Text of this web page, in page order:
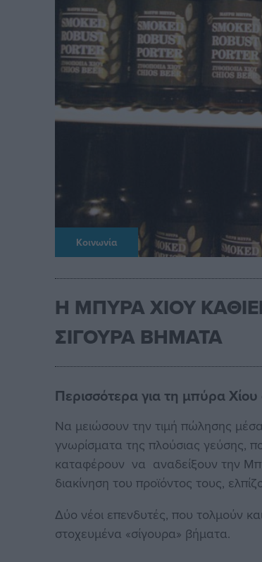
Κοινωνία
Η ΜΠΥΡΑ ΧΙΟΥ
ΣΙΓΟΥΡΑ ΒΗΜΑΤΑ
Περισσότερα για τη μπύρα Χίου
Να μειώσουν την τιμή πώλησης
γνωρίσματα της πλούσιας γεύσης,
καταφέρουν να αναδείξουν την
διακίνηση του προϊόντος τους,
Δύο νέοι επενδυτές, που τολμούν
στοχευμένα «σίγουρα» βήματα.